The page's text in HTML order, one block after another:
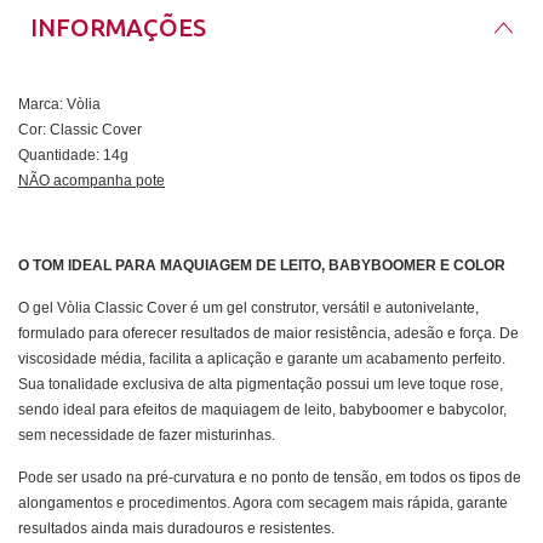
INFORMAÇÕES
Marca: Vòlia
Cor: Classic Cover
Quantidade: 14g
NÃO acompanha pote
O TOM IDEAL PARA MAQUIAGEM DE LEITO, BABYBOOMER E COLOR
O gel Vòlia Classic Cover é um gel construtor, versátil e autonivelante,
formulado para oferecer resultados de maior resistência, adesão e força. De
viscosidade média, facilita a aplicação e garante um acabamento perfeito.
Sua tonalidade exclusiva de alta pigmentação possui um leve toque rose,
sendo ideal para efeitos de maquiagem de leito, babyboomer e babycolor,
sem necessidade de fazer misturinhas.
Pode ser usado na pré-curvatura e no ponto de tensão, em todos os tipos de
alongamentos e procedimentos. Agora com secagem mais rápida, garante
resultados ainda mais duradouros e resistentes.